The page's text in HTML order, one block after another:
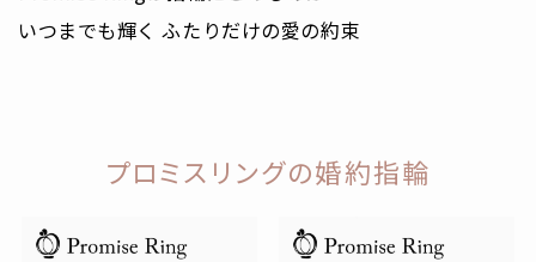
いつまでも輝く ふたりだけの愛の約束
プロミスリングの婚約指輪